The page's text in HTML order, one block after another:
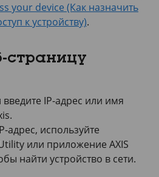
your device (Как назначить
к устройству).
страницу
IP-адрес или имя
адрес, используйте
или приложение AXIS
найти устройство в сети.